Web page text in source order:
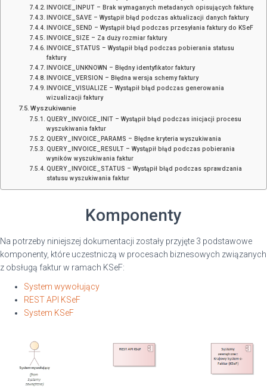
INVOICE_INPUT – Brak wymaganych metadanych opisujących fakturę
INVOICE_SAVE – Wystąpił błąd podczas aktualizacji danych faktury
INVOICE_SEND – Wystąpił błąd podczas przesyłania faktury do KSeF
INVOICE_SIZE – Za duży rozmiar faktury
INVOICE_STATUS – Wystąpił błąd podczas pobierania statusu
faktury
INVOICE_UNKNOWN – Błędny identyfikator faktury
INVOICE_VERSION – Błędna wersja schemy faktury
INVOICE_VISUALIZE – Wystąpił błąd podczas generowania
wizualizacji faktury
Wyszukiwanie
QUERY_INVOICE_INIT – Wystąpił błąd podczas inicjacji procesu
wyszukiwania faktur
QUERY_INVOICE_PARAMS – Błędne kryteria wyszukiwania
QUERY_INVOICE_RESULT – Wystąpił błąd podczas pobierania
wyników wyszukiwania faktur
QUERY_INVOICE_STATUS – Wystąpił błąd podczas sprawdzania
statusu wyszukiwania faktur
Komponenty
Na potrzeby niniejszej dokumentacji zostały przyjęte 3 podstawowe
komponenty, które uczestniczą w procesach biznesowych związanych
z obsługą faktur w ramach KSeF:
System wywołujący
REST API KSeF
System KSeF